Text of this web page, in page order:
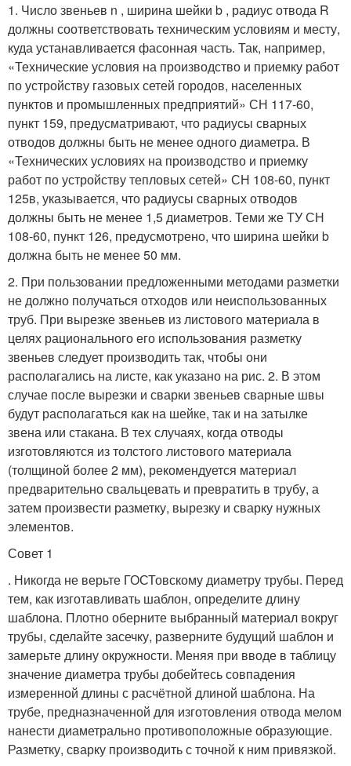
1. Число звеньев n , ширина шейки b , радиус отвода R
должны соответствовать техническим условиям и месту,
куда устанавливается фасонная часть. Так, например,
«Технические условия на производство и приемку работ
по устройству газовых сетей городов, населенных
пунктов и промышленных предприятий» СН 117-60,
пункт 159, предусматривают, что радиусы сварных
отводов должны быть не менее одного диаметра. В
«Технических условиях на производство и приемку
работ по устройству тепловых сетей» СН 108-60, пункт
125в, указывается, что радиусы сварных отводов
должны быть не менее 1,5 диаметров. Теми же ТУ СН
108-60, пункт 126, предусмотрено, что ширина шейки b
должна быть не менее 50 мм.
2. При пользовании предложенными методами разметки
не должно получаться отходов или неиспользованных
труб. При вырезке звеньев из листового материала в
целях рационального его использования разметку
звеньев следует производить так, чтобы они
располагались на листе, как указано на рис. 2. В этом
случае после вырезки и сварки звеньев сварные швы
будут располагаться как на шейке, так и на затылке
звена или стакана. В тех случаях, когда отводы
изготовляются из толстого листового материала
(толщиной более 2 мм), рекомендуется материал
предварительно свальцевать и превратить в трубу, а
затем произвести разметку, вырезку и сварку нужных
элементов.
Совет 1
. Никогда не верьте ГОСТовскому диаметру трубы. Перед
тем, как изготавливать шаблон, определите длину
шаблона. Плотно оберните выбранный материал вокруг
трубы, сделайте засечку, разверните будущий шаблон и
замерьте длину окружности. Меняя при вводе в таблицу
значение диаметра трубы добейтесь совпадения
измеренной длины с расчётной длиной шаблона. На
трубе, предназначенной для изготовления отвода мелом
нанести диаметрально противоположные образующие.
Разметку, сварку производить с точной к ним привязкой.